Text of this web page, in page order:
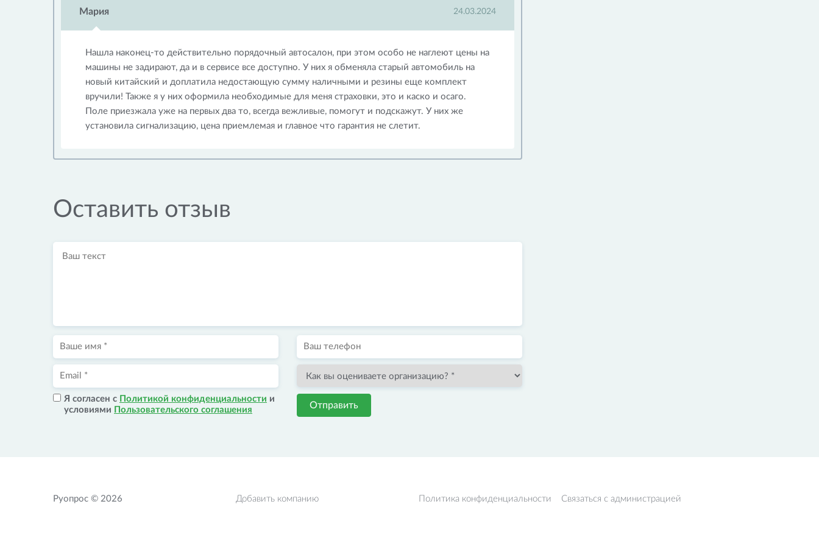
Мария 24.03.2024
Нашла наконец-то действительно порядочный автосалон, при этом особо не наглеют цены на
машины не задирают, да и в сервисе все доступно. У них я обменяла старый автомобиль на
новый китайский и доплатила недостающую сумму наличными и резины еще комплект
вручили! Также я у них оформила необходимые для меня страховки, это и каско и осаго.
Поле приезжала уже на первых два то, всегда вежливые, помогут и подскажут. У них же
установила сигнализацию, цена приемлемая и главное что гарантия не слетит.
Оставить отзыв
Я согласен с Политикой конфиденциальности и
условиями Пользовательского соглашения Отправить
Руопрос © 2026 Добавить компанию Политика конфиденциальности Связаться с администрацией